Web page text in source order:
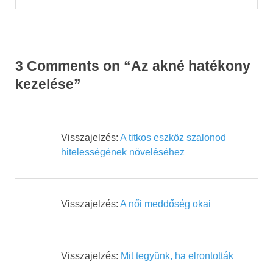
3 Comments on “Az akné hatékony
kezelése”
Visszajelzés: A titkos eszköz szalonod
hitelességének növeléséhez
Visszajelzés: A női meddőség okai
Visszajelzés: Mit tegyünk, ha elrontották